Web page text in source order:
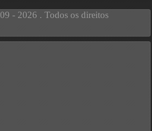
- 2026 . Todos os direitos